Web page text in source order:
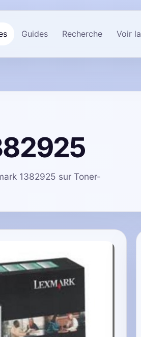
Guides Recherche Voir
1382925 sur Toner-